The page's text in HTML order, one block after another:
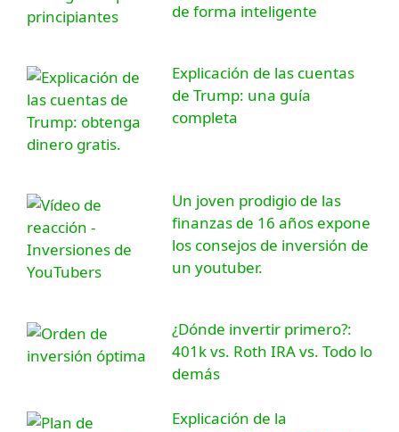
de forma inteligente
Explicación de las cuentas
de Trump: una guía
completa
Un joven prodigio de las
finanzas de 16 años expone
los consejos de inversión de
un youtuber.
¿Dónde invertir primero?:
401k vs. Roth IRA vs. Todo lo
demás
Explicación de la